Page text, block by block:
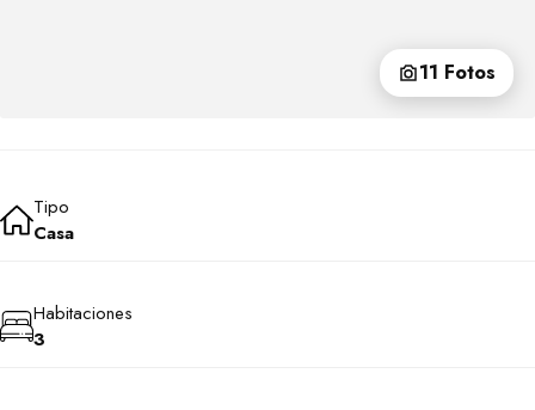
11 Fotos
Tipo
Casa
Habitaciones
3